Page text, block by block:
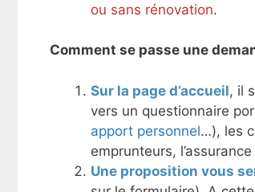
ou sans rénovation.
Comment se passe une
Sur la page d’accueil, il
vers un questionnaire
apport personnel…), les
emprunteurs,
Une proposition vous